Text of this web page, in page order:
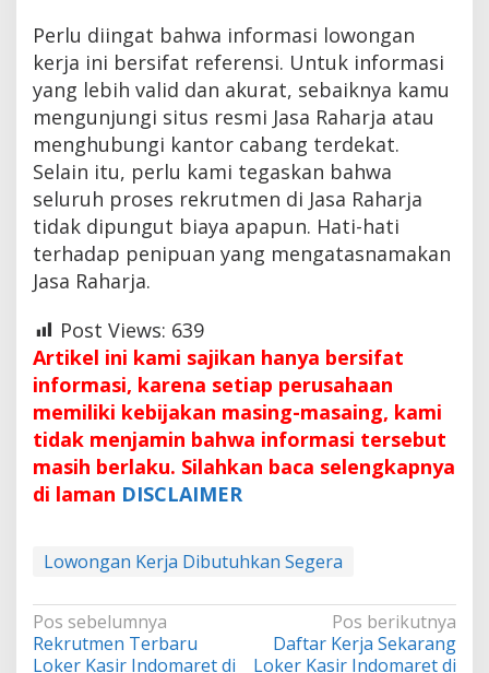
Perlu diingat bahwa informasi lowongan
kerja ini bersifat referensi. Untuk informasi
yang lebih valid dan akurat, sebaiknya kamu
mengunjungi situs resmi Jasa Raharja atau
menghubungi kantor cabang terdekat.
Selain itu, perlu kami tegaskan bahwa
seluruh proses rekrutmen di Jasa Raharja
tidak dipungut biaya apapun. Hati-hati
terhadap penipuan yang mengatasnamakan
Jasa Raharja.
Post Views: 639
Artikel ini kami sajikan hanya bersifat
informasi, karena setiap perusahaan
memiliki kebijakan masing-masaing, kami
tidak menjamin bahwa informasi tersebut
masih berlaku. Silahkan baca selengkapnya
di laman DISCLAIMER
Lowongan Kerja Dibutuhkan Segera
Navigasi
pos
Pos sebelumnya
Rekrutmen Terbaru
Loker Kasir Indomaret di
Pos berikutnya
Daftar Kerja Sekarang
Loker Kasir Indomaret di